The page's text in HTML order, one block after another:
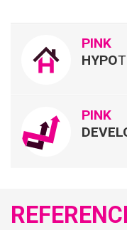
PINK
HYPO
PINK